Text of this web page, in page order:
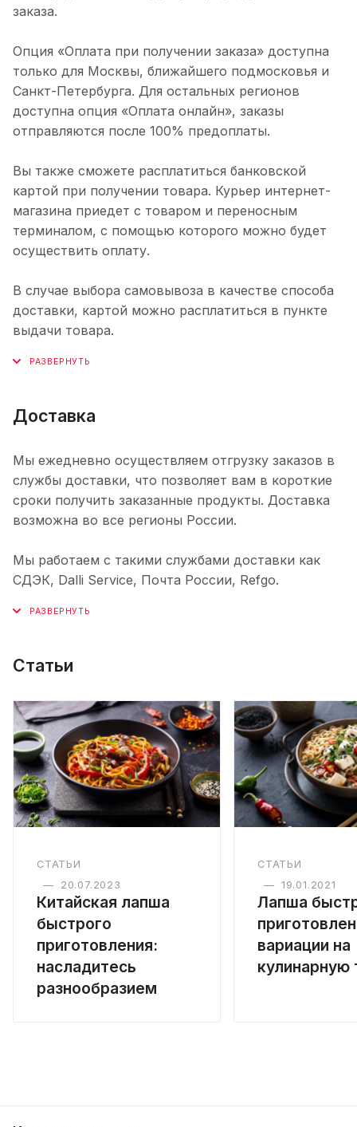
заказа.
Опция «Оплата при получении заказа» доступна
только для Москвы, ближайшего подмосковья и
Санкт-Петербурга. Для остальных регионов
доступна опция «Оплата онлайн», заказы
отправляются после 100% предоплаты.
Вы также сможете расплатиться банковской
картой при получении товара. Курьер интернет-
магазина приедет с товаром и переносным
терминалом, с помощью которого можно будет
осуществить оплату.
В случае выбора самовывоза в качестве способа
доставки, картой можно расплатиться в пункте
выдачи товара.
Доставка
Мы ежедневно осуществляем отгрузку заказов в
службы доставки, что позволяет вам в короткие
сроки получить заказанные продукты. Доставка
возможна во все регионы России.
Мы работаем с такими службами доставки как
СДЭК, Dalli Service, Почта России, Refgo.
Статьи
СТАТЬИ
—
20.07.2023
Китайская лапша
быстрого
приготовления:
насладитесь
разнообразием
СТАТЬИ
— 19.01.2021
Лапша
вариации на
кулинарную